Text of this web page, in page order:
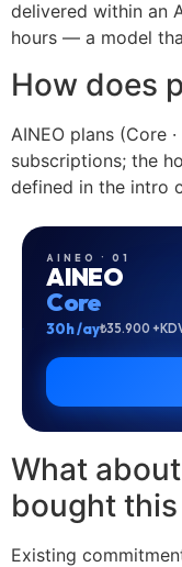
delivered within an
hours — a model
How does
AINEO plans (Core
subscriptions; the
defined in the intro
AINEO · 01
AINEO
Core
30h /ay₺35.900
What
bought
Existing